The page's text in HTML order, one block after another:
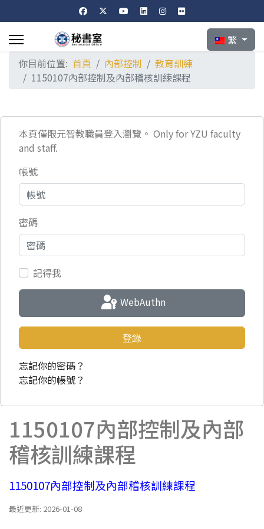
選擇你的語言
繁
你目前位置: 首頁 內部控制
教育訓練
1150107內部控制及內部稽核訓練課程
本頁僅限元智教職員登入瀏覽。 Only for YZU faculty
and staff.
帳號
密碼
記得我
WebAuthn
登錄
忘記你的密碼？
忘記你的帳號？
1150107內部控制及內部
稽核訓練課程
1150107內部控制及內部稽核訓練課程
最近更新: 2026-01-08